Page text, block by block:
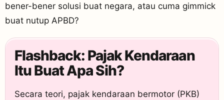
bener-bener solusi buat negara, atau cuma gimmick
buat nutup APBD?
Flashback: Pajak Kendaraan
Itu Buat Apa Sih?
Secara teori, pajak kendaraan bermotor (PKB)